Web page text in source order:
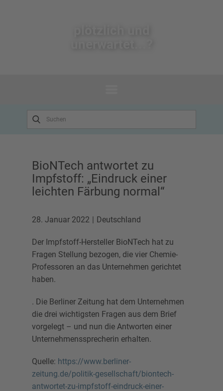
BioNTech antwortet zu
Impfstoff: „Eindruck einer
leichten Färbung normal“
28. Januar 2022 Deutschland
Der Impfstoff-Hersteller BioNTech hat zu
Fragen Stellung bezogen, die vier Chemie-
Professoren an das Unternehmen gerichtet
haben.
. Die Berliner Zeitung hat dem Unternehmen
die drei wichtigsten Fragen aus dem Brief
vorgelegt – und nun die Antworten einer
Unternehmenssprecherin erhalten.
Quelle: https://www.berliner-
zeitung.de/politik-gesellschaft/biontech-
antwortet-zu-impfstoff-eindruck-einer-